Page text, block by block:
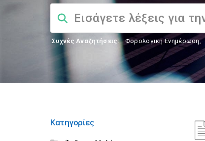
Συχνές Αναζητήσεις: Φορολογικη Ενημέρωση,
Κατηγορίες